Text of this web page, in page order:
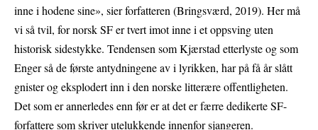
inne i hodene sine», sier forfatteren (Bringsværd, 2019). Her må
vi så tvil, for norsk SF er tvert imot inne i et oppsving uten
historisk sidestykke. Tendensen som Kjærstad etterlyste og som
Enger så de første antydningene av i lyrikken, har på få år slått
gnister og eksplodert inn i den norske litterære offentligheten.
Det som er annerledes enn før er at det er færre dedikerte SF-
forfattere som skriver utelukkende innenfor sjangeren.